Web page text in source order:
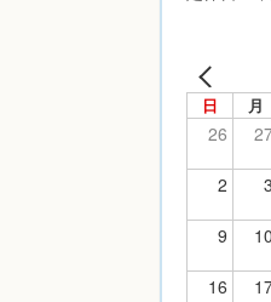
日 月
26
2 3
9 10
16